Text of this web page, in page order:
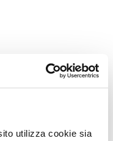
utilizza cookie sia